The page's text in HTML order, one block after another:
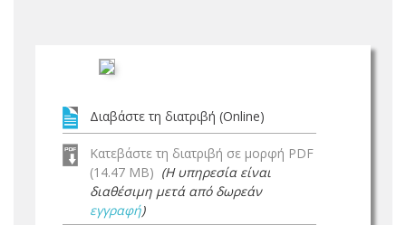
Διαβάστε τη διατριβή (Online)
Κατεβάστε τη διατριβή σε μορφή PDF
(14.47 MB) (Η υπηρεσία είναι
διαθέσιμη μετά από δωρεάν
εγγραφή)